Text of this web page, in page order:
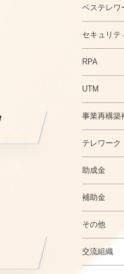
ベステレワ
セキュリテ
RPA
UTM
事業再構築
テレワーク
助成金
補助金
その他
交流組織